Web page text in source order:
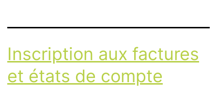
Inscription aux factures
et états de compte